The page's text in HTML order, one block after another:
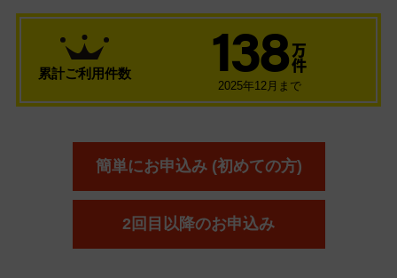
累計ご利用件数 138 万
件
2025年12月まで
簡単にお申込み (初めての方)
2回目以降のお申込み